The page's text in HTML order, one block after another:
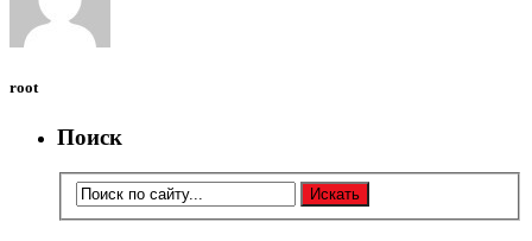
root
Поиск